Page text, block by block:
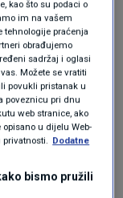
navedeni
kao što su podaci o
im na vašem
tehnologije praćenja
obrađujemo
sadržaj i oglasi
Možete se vratiti
povukli pristanak u
poveznicu pri dnu
web stranice, ako
u dijelu Web-
Dodatne
bismo pružili